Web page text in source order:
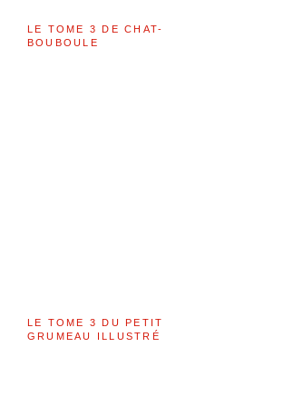
LE TOME 3 DE CHAT-
BOUBOULE
LE TOME 3 DU PETIT
GRUMEAU ILLUSTRÉ